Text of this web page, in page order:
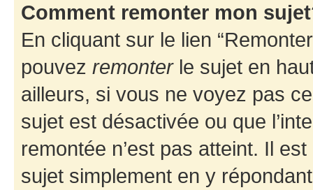
Comment remonter mon
En cliquant sur le lien
pouvez remonterle sujet en
ailleurs, si vous ne voyez pas
sujet est désactivée ou que
remontée n’est pas atteint. Il
sujet simplement en y